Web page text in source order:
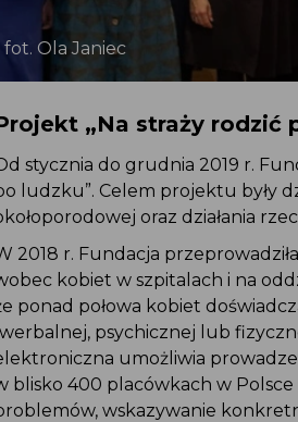
fot. Ola Janiec
Projekt „Na straży rodzić
Od stycznia do grudnia 2019 r.
po ludzku”. Celem projektu były
okołoporodowej oraz działania
W 2018 r. Fundacja
wobec kobiet w szpitalach i na
że ponad połowa kobiet
(werbalnej, psychicznej lub
elektroniczna umożliwia
w blisko 400 placówkach w
problemów, wskazywanie